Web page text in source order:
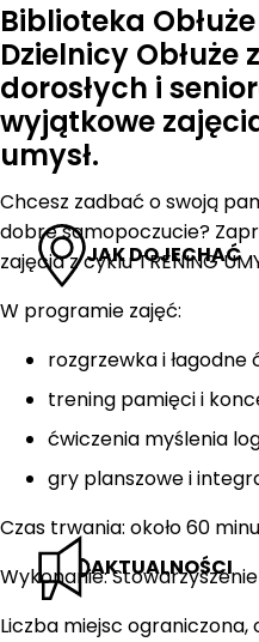
JAK DOJECHAĆ
AKTUALNOŚCI
Biblioteka
Dzielnicy Obłuże
dorosłych i
wyjątkowe
umysł.
Chcesz zadbać o swoją
dobre samopoczucie?
zajęcia z cyklu TRENING
W programie zajęć:
rozgrzewka i łagodne
trening pamięci i
ćwiczenia myślenia
gry planszowe i
Czas trwania: około 60
Wykonanie:
Liczba miejsc ograniczona,